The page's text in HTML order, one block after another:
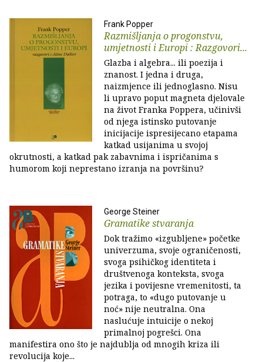
Frank Popper
Razmišljanja o progonstvu,
umjetnosti i Europi : Razgovori...
Glazba i algebra... ili poezija i
znanost. I jedna i druga,
naizmjence ili jednoglasno. Nisu
li upravo poput magneta djelovale
na život Franka Poppera, učinivši
od njega istinsko putovanje
inicijacije ispresijecano etapama
katkad usijanima u svojoj
okrutnosti, a katkad pak zabavnima i ispričanima s
humorom koji neprestano izranja na površinu?
George Steiner
Gramatike stvaranja
Dok tražimo «izgubljene» početke
univerzuma, svoje ograničenosti,
svoga psihičkog identiteta i
društvenoga konteksta, svoga
jezika i povijesne vremenitosti, ta
potraga, to «dugo putovanje u
noć» nije neutralna. Ona
naslućuje intuicije o nekoj
primalnoj pogrešci. Ona
manifestira ono što je najdublja od mnogih kriza ili
revolucija koje...